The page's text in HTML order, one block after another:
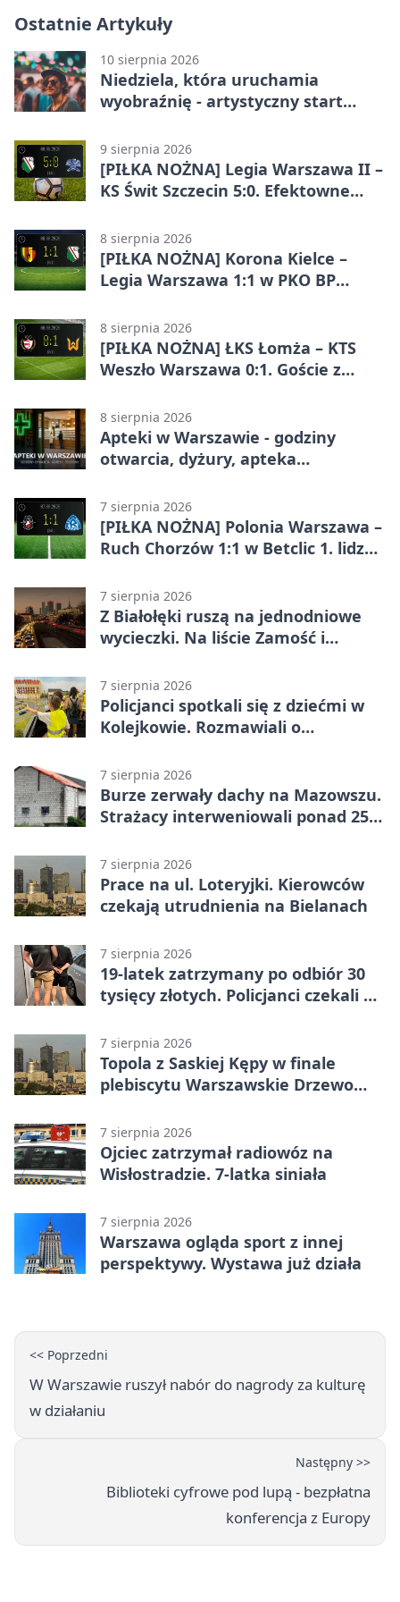
Ostatnie Artykuły
10 sierpnia 2026
Niedziela, która uruchamia
wyobraźnię - artystyczny start
9 sierpnia 2026
[PIŁKA NOŻNA] Legia Warszawa II –
KS Świt Szczecin 5:0. Efektowne
lidze
8 sierpnia 2026
[PIŁKA NOŻNA] Korona Kielce –
Legia Warszawa 1:1 w PKO BP
zwycięstwo z rąk
8 sierpnia 2026
[PIŁKA NOŻNA] ŁKS Łomża – KTS
Weszło Warszawa 0:1. Goście z
w Betclic 3. Lidze Grupa 1 (Grupa I)
8 sierpnia 2026
Apteki w Warszawie - godziny
otwarcia, dyżury, apteka
7 sierpnia 2026
[PIŁKA NOŻNA] Polonia Warszawa –
Ruch Chorzów 1:1 w Betclic 1. lidze.
7 sierpnia 2026
Z Białołęki ruszą na jednodniowe
wycieczki. Na liście Zamość i
7 sierpnia 2026
Policjanci spotkali się z dziećmi w
Kolejkowie. Rozmawiali o
7 sierpnia 2026
Burze zerwały dachy na Mazowszu.
Strażacy interweniowali ponad 250
7 sierpnia 2026
Prace na ul. Loteryjki. Kierowców
czekają utrudnienia na Bielanach
7 sierpnia 2026
19-latek zatrzymany po odbiór 30
tysięcy złotych. Policjanci czekali w
7 sierpnia 2026
Topola z Saskiej Kępy w finale
plebiscytu Warszawskie Drzewo
7 sierpnia 2026
Ojciec zatrzymał radiowóz na
Wisłostradzie. 7-latka siniała
7 sierpnia 2026
Warszawa ogląda sport z innej
perspektywy. Wystawa już działa
<< Poprzedni
W Warszawie ruszył nabór do nagrody za kulturę
w działaniu
Następny >>
Biblioteki cyfrowe pod lupą - bezpłatna
konferencja z Europy